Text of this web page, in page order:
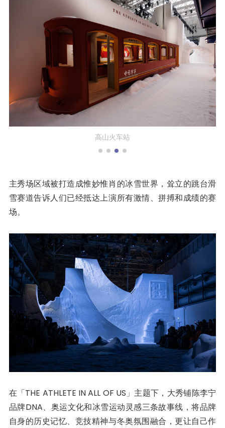
存包柜
主秀场区域被打造成惟妙惟肖的冰雪世界，耸立的跳台滑
雪赛道告诉人们已经抵达上演所有激情、拼搏和成绩的赛
场。
在「THE ATHLETE IN ALL OF US」主题下，大秀铺陈李宁
品牌DNA、奥运文化和冰雪运动灵感三条故事线，将品牌
自身的历史记忆、竞技精神与冬奥氛围融合，更让自己作